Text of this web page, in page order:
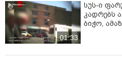
01:33
სუს-ი
კადრებს
ბიჭო,